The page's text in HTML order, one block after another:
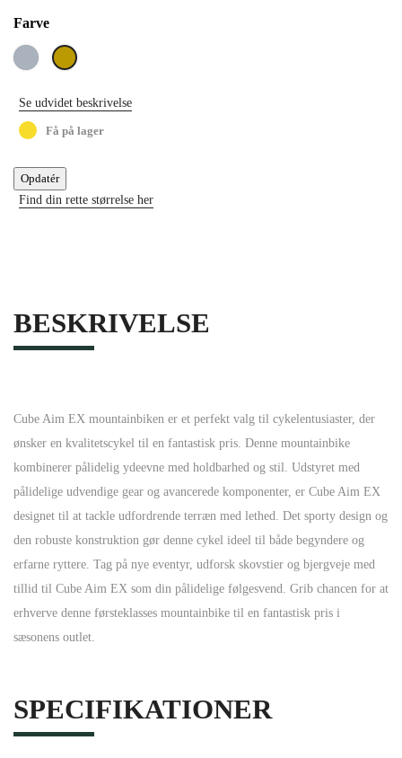
Farve
Grå Oliven
Se udvidet beskrivelse
Få på lager
Find din rette størrelse her
BESKRIVELSE
Cube Aim EX mountainbiken er et perfekt valg til cykelentusiaster, der
ønsker en kvalitetscykel til en fantastisk pris. Denne mountainbike
kombinerer pålidelig ydeevne med holdbarhed og stil. Udstyret med
pålidelige udvendige gear og avancerede komponenter, er Cube Aim EX
designet til at tackle udfordrende terræn med lethed. Det sporty design og
den robuste konstruktion gør denne cykel ideel til både begyndere og
erfarne ryttere. Tag på nye eventyr, udforsk skovstier og bjergveje med
tillid til Cube Aim EX som din pålidelige følgesvend. Grib chancen for at
erhverve denne førsteklasses mountainbike til en fantastisk pris i
sæsonens outlet.
SPECIFIKATIONER